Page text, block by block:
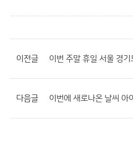
이전글
다음글 이번에 새로나온 날씨 아